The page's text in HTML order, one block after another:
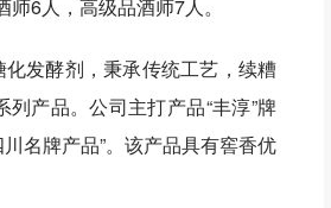
6人，高级品酒师7人。
发酵剂，秉承传统工艺，续糟
列产品。公司主打产品“丰淳”牌
名牌产品”。该产品具有窖香优